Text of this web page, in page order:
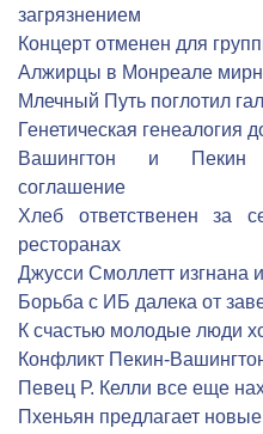
загрязнением
Концерт отменен для
Алжирцы в Монреале
Млечный Путь поглотил
Генетическая генеалогия
Вашингтон и Пекин
соглашение
Хлеб ответственен за
ресторанах
Джусси Смоллетт изгнана
Борьба с ИБ далека от
К счастью молодые люди
Конфликт Пекин-
Певец Р. Келли все еще
Пхеньян предлагает